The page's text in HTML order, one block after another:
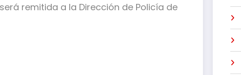
remitida a la Dirección de Policía de